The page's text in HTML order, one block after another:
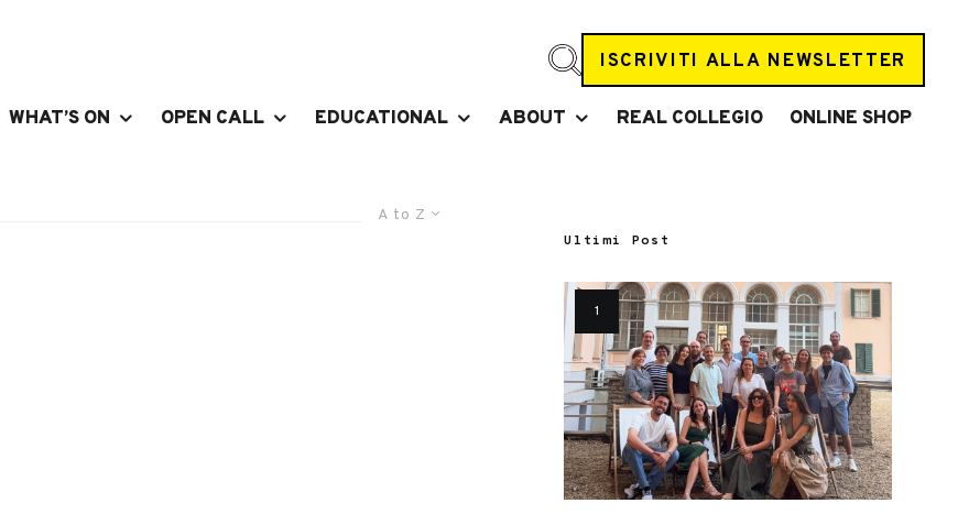
ISCRIVITI ALLA NEWSLETTER
WHAT’S ON OPEN CALL EDUCATIONAL ABOUT REAL COLLEGIO ONLINE SHOP
A to Z
Ultimi Post